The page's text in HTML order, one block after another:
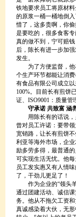
铁地要求员工将原材
的原浆一桶一桶地倒
惜了，这多贵啊，你
是要吃的，很多食客
真的做不到，宁可赔
后，陈长有进一步加
发生。
为了方便监督，他
个生产环节都能让消
有食品有限公司成立
100%。目前长有煎饼
证、ISO9001：质量管
守承诺 共致富 涵
用陈长有的话说，
曾对员工许诺：要带
宽销路，让长有煎饼
利亚等海外市场，企
励多劳多得，最普通
可实现生活无忧。他
员工发实惠又有人情
了，干劲儿更足了！
作为企业的“领头羊
通过团建活动、诚信
务。他从不拖欠工资
真诚感染着大伙，无